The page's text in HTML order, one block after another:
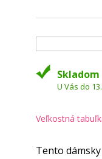
Skladom
U Vás do
Veľkostná
Tento